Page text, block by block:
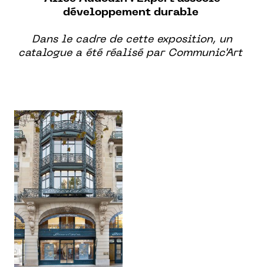
développement durable
Dans le cadre de cette exposition, un
catalogue a été réalisé par Communic'Art